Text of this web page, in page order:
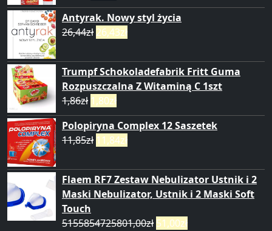
Antyrak. Nowy styl życia
26,44zł 26,43zł
Trumpf Schokoladefabrik Fritt Guma
Rozpuszczalna Z Witaminą C 1szt
1,86zł 1,80zł
Polopiryna Complex 12 Saszetek
11,85zł 11,84zł
Flaem RF7 Zestaw Nebulizator Ustnik i 2
Maski Nebulizator, Ustnik i 2 Maski Soft
Touch
5155854725801,00zł 51,00zł